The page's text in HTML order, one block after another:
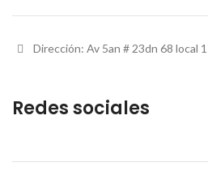
Dirección: Av 5an # 23dn 68 local
Redes sociales